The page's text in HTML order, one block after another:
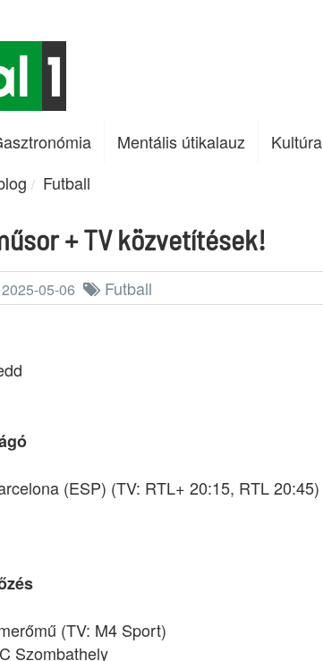
Mentális útikalauz Kultúra
Futball
+ TV közvetítések!
2025-05-06 Futball
(ESP) (TV: RTL+ 20:15, RTL 20:45)
(TV: M4 Sport)
Szombathely